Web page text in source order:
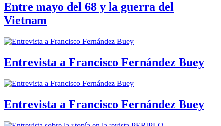
Entre mayo del 68 y la guerra del
Vietnam
Entrevista a Francisco Fernández Buey
Entrevista a Francisco Fernández Buey